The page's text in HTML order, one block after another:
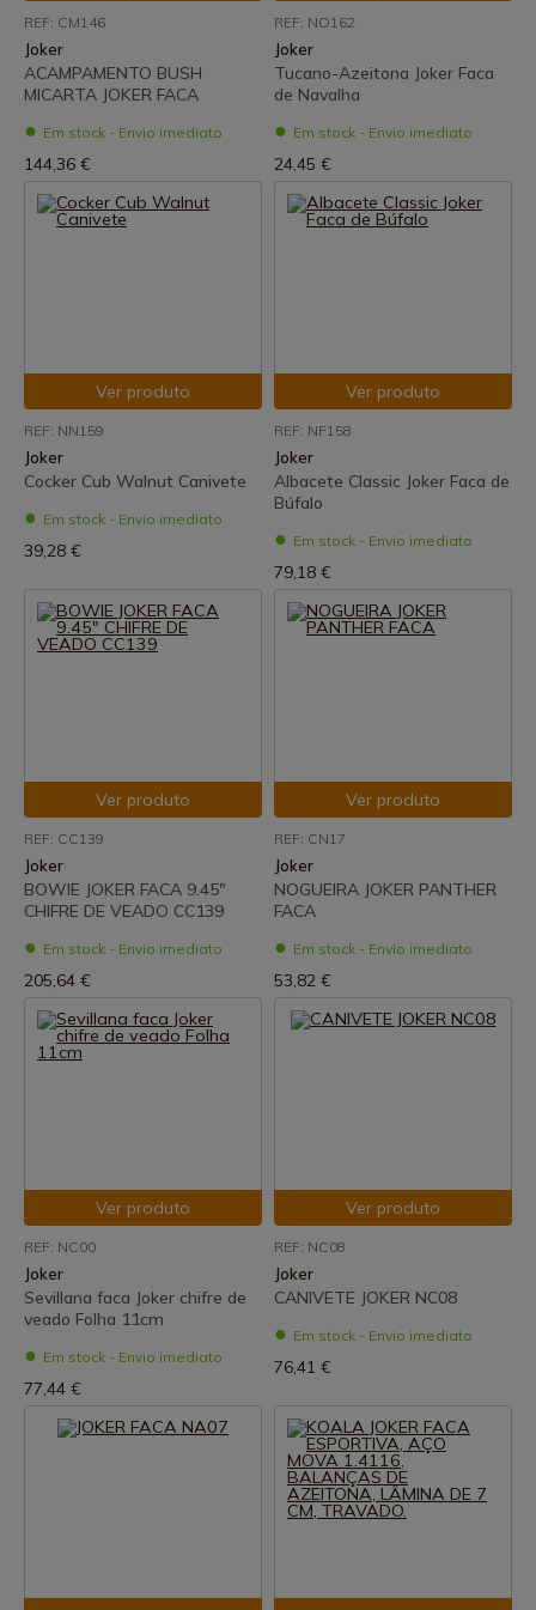
REF: CM146
Joker
ACAMPAMENTO BUSH
MICARTA JOKER FACA
Em stock - Envio imediato
144,36 €
REF: NO162
Joker
Tucano-Azeitona Joker Faca
de Navalha
Em stock - Envio imediato
24,45 €
Ver produto
REF: NN159
Joker
Cocker Cub Walnut Canivete
Em stock - Envio imediato
39,28 €
Ver produto
REF: NF158
Joker
Albacete Classic Joker Faca de
Búfalo
Em stock - Envio imediato
79,18 €
Ver produto
REF: CC139
Joker
BOWIE JOKER FACA 9.45"
CHIFRE DE VEADO CC139
Em stock - Envio imediato
205,64 €
Ver produto
REF: CN17
Joker
NOGUEIRA JOKER PANTHER
FACA
Em stock - Envio imediato
53,82 €
Ver produto
REF: NC00
Joker
Sevillana faca Joker chifre de
veado Folha 11cm
Em stock - Envio imediato
77,44 €
Ver produto
REF: NC08
Joker
CANIVETE JOKER NC08
Em stock - Envio imediato
76,41 €